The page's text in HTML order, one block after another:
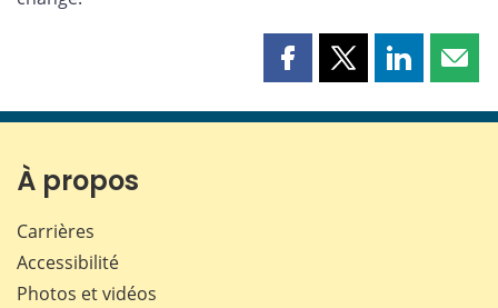
Partager
page
Partager
page
Partager
page page
À propos
Carrières
Accessibilité
Photos et vidéos